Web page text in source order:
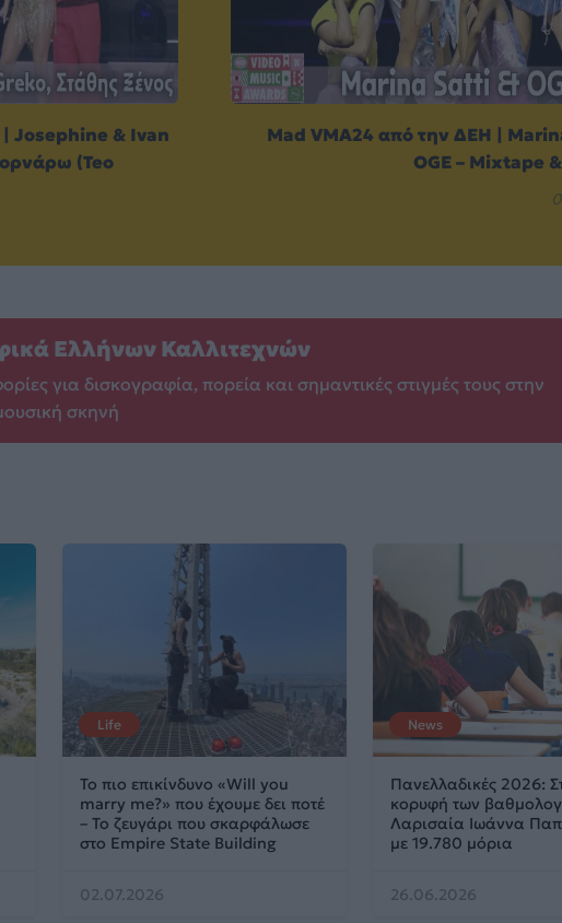
Josephine & Ivan
(Teo
Mad VMA24 από την ΔΕΗ |
OGE – Mixtape
Ελλήνων Καλλιτεχνών
για δισκογραφία, πορεία και σημαντικές στιγμές τους στην
σκηνή
Life
Το πιο επικίνδυνο «Will you
marry me?» που έχουμε δει ποτέ
– Το ζευγάρι που σκαρφάλωσε
στο Empire State Building
02.07.2026
News
Πανελλαδικές 2026:
κορυφή των
Λαρισαία Ιωάννα
με 19.780 μόρια
26.06.2026